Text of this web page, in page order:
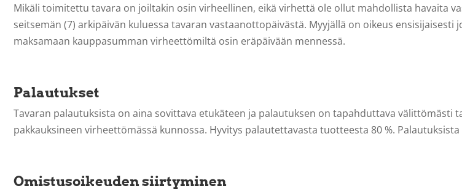
Mikäli toimitettu tavara on joiltakin osin virheellinen, eikä virhettä ole ollut mahdollista havaita
seitsemän (7) arkipäivän kuluessa tavaran vastaanottopäivästä. Myyjällä on oikeus
maksamaan kauppasumman virheettömiltä osin eräpäivään mennessä.
Palautukset
Tavaran palautuksista on aina sovittava etukäteen ja palautuksen on tapahduttava välittömästi
pakkauksineen virheettömässä kunnossa. Hyvitys palautettavasta tuotteesta 80 %.
Omistusoikeuden siirtyminen